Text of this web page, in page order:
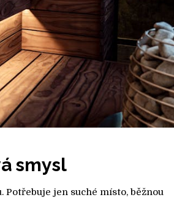
smysl
jen suché místo, běžnou